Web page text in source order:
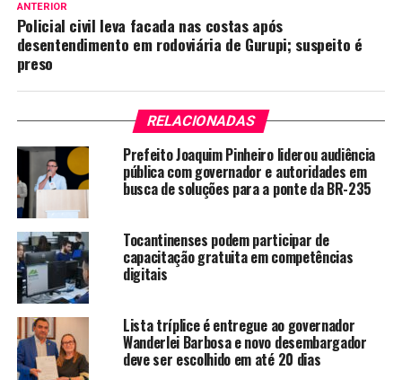
ANTERIOR
Policial civil leva facada nas costas após
desentendimento em rodoviária de Gurupi; suspeito é
preso
RELACIONADAS
Prefeito Joaquim Pinheiro liderou audiência
pública com governador e autoridades em
busca de soluções para a ponte da BR-235
Tocantinenses podem participar de
capacitação gratuita em competências
digitais
Lista tríplice é entregue ao governador
Wanderlei Barbosa e novo desembargador
deve ser escolhido em até 20 dias